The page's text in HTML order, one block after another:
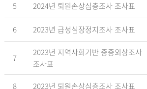
5 2024년 퇴원손상심층조사 조사표
6 2023년 급성심장정지조사 조사표
7
2023년 지역사회기반 중증외상조사
조사표
8 2023년 퇴원손상심층조사 조사표